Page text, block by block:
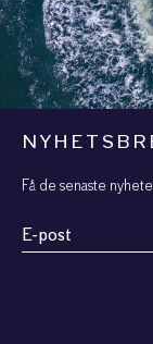
Få de senaste
Email
(Obligatoriskt)